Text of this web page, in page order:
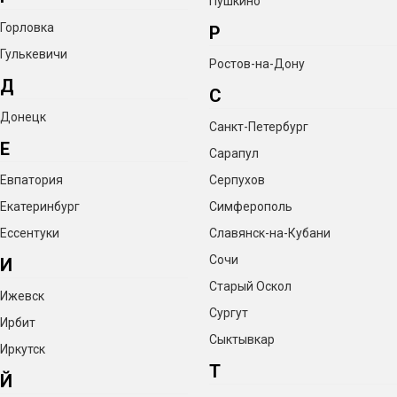
настаивания
Колонну можно переоборудовать в ароматизатор, если
установить внутрь 1 тарелку, положить на нее
ароматические ингредиенты (ягоды, цедра, листья, кора
них, насытятся, в результате получится ароматный
напиток. И все это за 1 перегонку вместо 1-2 недель
настаивания!
100 рецептов мира
Горловка
Гулькевичи
Д
Донецк
Е
Евпатория
Екатеринбург
Ессентуки
И
Ижевск
Ирбит
Иркутск
Й
Р
Ростов-на-Дону
С
Санкт-Петербург
Сарапул
Серпухов
Симферополь
Славянск-на-Кубани
Сочи
Старый Оскол
Сургут
Сыктывкар
Т